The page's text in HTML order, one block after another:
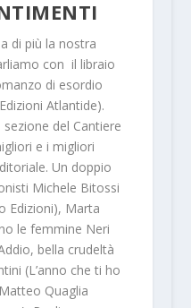
di più la nostra
con il libraio
di esordio
Atlantide).
sezione del Cantiere
e i migliori
Un doppio
Michele Bitossi
Edizioni), Marta
le femmine Neri
bella crudeltà
(L’anno che ti ho
Quaglia